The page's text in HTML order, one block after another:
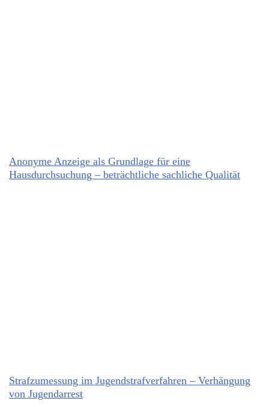
Anonyme Anzeige als Grundlage für eine
Hausdurchsuchung – beträchtliche sachliche Qualität
Strafzumessung im Jugendstrafverfahren – Verhängung
von Jugendarrest